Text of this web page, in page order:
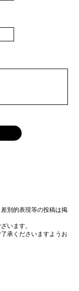
別的表現等の投稿は掲
います。
承くださいますようお